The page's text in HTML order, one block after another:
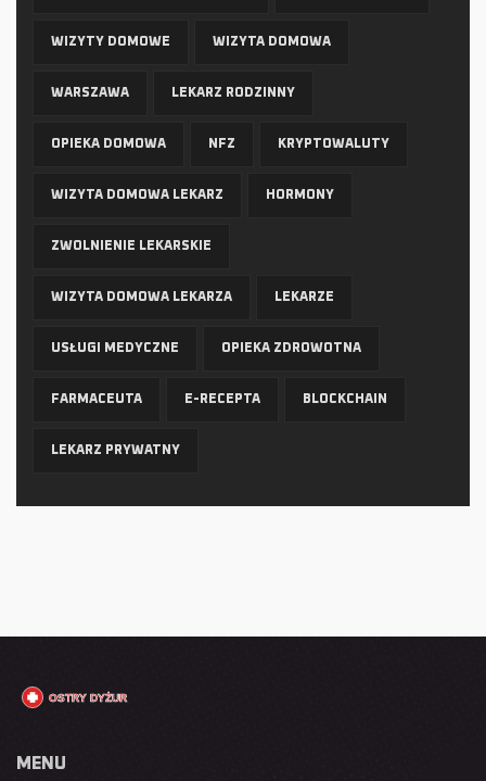
WIZYTY DOMOWE WIZYTA DOMOWA
WARSZAWA LEKARZ RODZINNY
OPIEKA DOMOWA NFZ KRYPTOWALUTY
WIZYTA DOMOWA LEKARZ HORMONY
ZWOLNIENIE LEKARSKIE
WIZYTA DOMOWA LEKARZA LEKARZE
USŁUGI MEDYCZNE OPIEKA ZDROWOTNA
FARMACEUTA E-RECEPTA BLOCKCHAIN
LEKARZ PRYWATNY
MENU